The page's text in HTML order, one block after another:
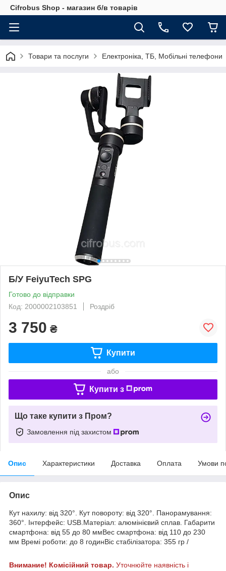
Cifrobus Shop - магазин б/в товарів
Товари та послуги Електроніка, ТБ, Мобільні телефони
Б/У FeiyuTech SPG
Готово до відправки
Код: 2000002103851
Роздріб
3 750 ₴
Купити
або
Купити з
Що таке купити з Пром?
Замовлення під захистом
Опис Характеристики Доставка Оплата Умови
Опис
Кут нахилу: від 320°. Кут повороту: від 320°. Панорамування:
360°. Інтерфейс: USB.Матеріал: алюмінієвий сплав. Габарити
смартфона: від 55 до 80 ммВес смартфона: від 110 до 230
мм Времі роботи: до 8 годинВіс стабілізатора: 355 гр /
Внимание! Комісійний товар. Уточнюйте наявність і